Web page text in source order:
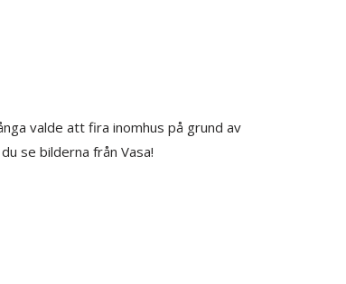
valde att fira inomhus på grund av
se bilderna från Vasa!